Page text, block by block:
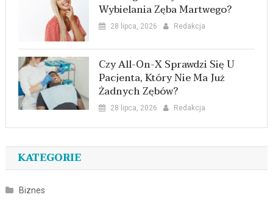
Wybielania Zęba Martwego?
28 lipca, 2026 Redakcja
Czy All-On-X Sprawdzi Się U
Pacjenta, Który Nie Ma Już
Żadnych Zębów?
28 lipca, 2026 Redakcja
KATEGORIE
Biznes